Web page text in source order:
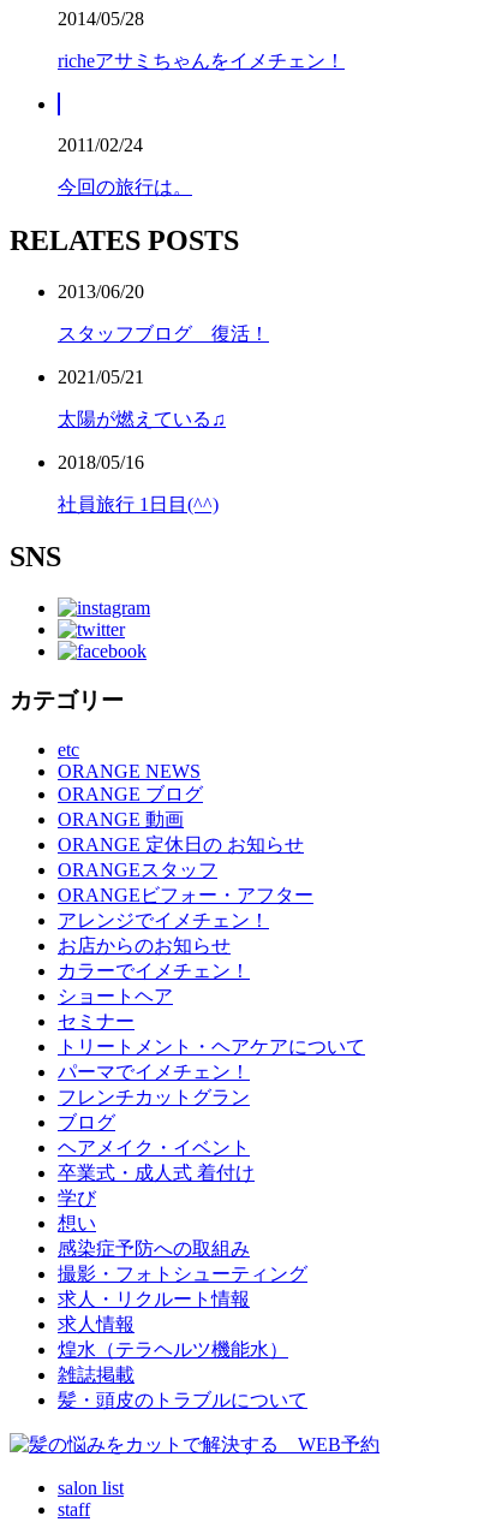
2014/05/28
richeアサミちゃんをイメチェン！
2011/02/24
今回の旅行は。
RELATES POSTS
2013/06/20
スタッフブログ 復活！
2021/05/21
太陽が燃えている♫
2018/05/16
社員旅行 1日目(^^)
SNS
カテゴリー
etc
ORANGE NEWS
ORANGE ブログ
ORANGE 動画
ORANGE 定休日の お知らせ
ORANGEスタッフ
ORANGEビフォー・アフター
アレンジでイメチェン！
お店からのお知らせ
カラーでイメチェン！
ショートヘア
セミナー
トリートメント・ヘアケアについて
パーマでイメチェン！
フレンチカットグラン
ブログ
ヘアメイク・イベント
卒業式・成人式 着付け
学び
想い
感染症予防への取組み
撮影・フォトシューティング
求人・リクルート情報
求人情報
煌水（テラヘルツ機能水）
雑誌掲載
髪・頭皮のトラブルについて
salon list
staff